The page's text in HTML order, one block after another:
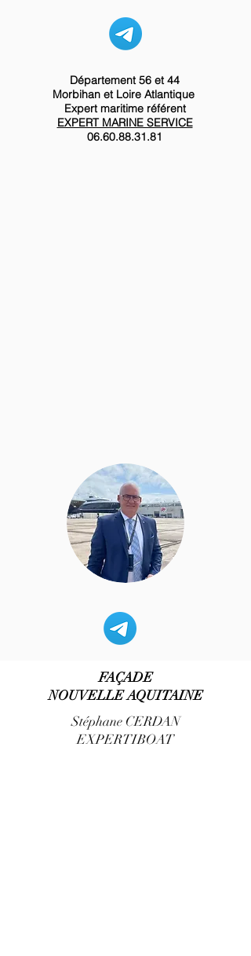
Département 56 et 44
Morbihan et Loire Atlantique
Expert maritime référent
EXPERT MARINE SERVICE
06.60.88.31.81
FAÇADE
NOUVELLE AQUITAINE
Stéphane CERDAN
EXPERTIBOAT